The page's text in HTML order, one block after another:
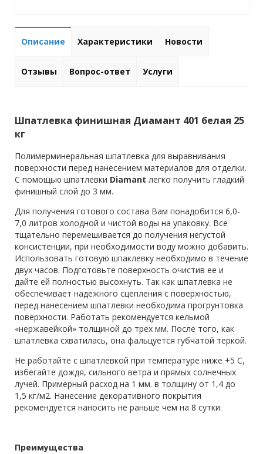
Описание Характеристики Новости
Отзывы Вопрос-ответ Услуги
Шпатлевка финишная Диамант 401 белая 25
кг
Полимерминеральная шпатлевка для выравнивания
поверхности перед нанесением материалов для отделки.
С помощью шпатлевки Diamant легко получить гладкий
финишный слой до 3 мм.
Для получения готового состава Вам понадобится 6,0-
7,0 литров холодной и чистой воды на упаковку. Все
тщательно перемешивается до получения негустой
консистенции, при необходимости воду можно добавить.
Использовать готовую шпаклевку необходимо в течение
двух часов. Подготовьте поверхность очистив ее и
дайте ей полностью высохнуть. Так как шпатлевка не
обеспечивает надежного сцепления с поверхностью,
перед нанесением шпатлевки необходима прогрунтовка
поверхности. Работать рекомендуется кельмой
«нержавейкой» толщиной до трех мм. После того, как
шпатлевка схватилась, она фальцуется губчатой теркой.
Не работайте с шпатлевкой при температуре ниже +5 С,
избегайте дождя, сильного ветра и прямых солнечных
лучей. Примерный расход на 1 мм. в толщину от 1,4 до
1,5 кг/м2. Нанесение декоративного покрытия
рекомендуется наносить не раньше чем на 8 сутки.
Преимущества